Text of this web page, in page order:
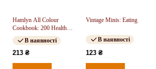
Hamlyn All Colour
Cookbook: 200 Healthy
Feasts Recipes
В наявності
213 ₴
Vintage Minis: Eating
В наявності
123 ₴